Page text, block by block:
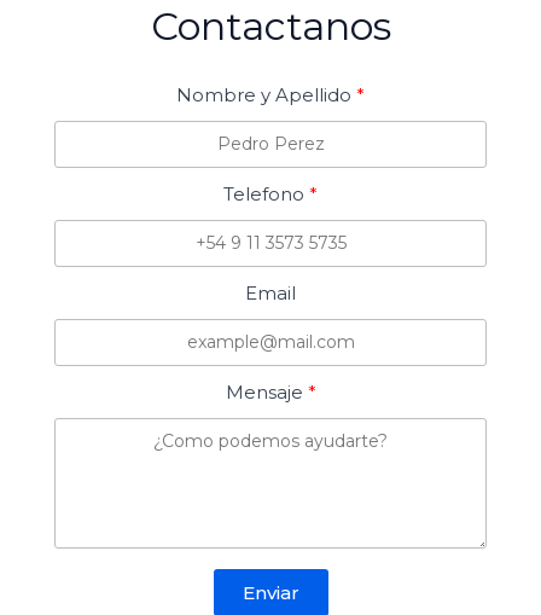
Contactanos
Nombre y Apellido
Telefono
Email
Mensaje
Enviar